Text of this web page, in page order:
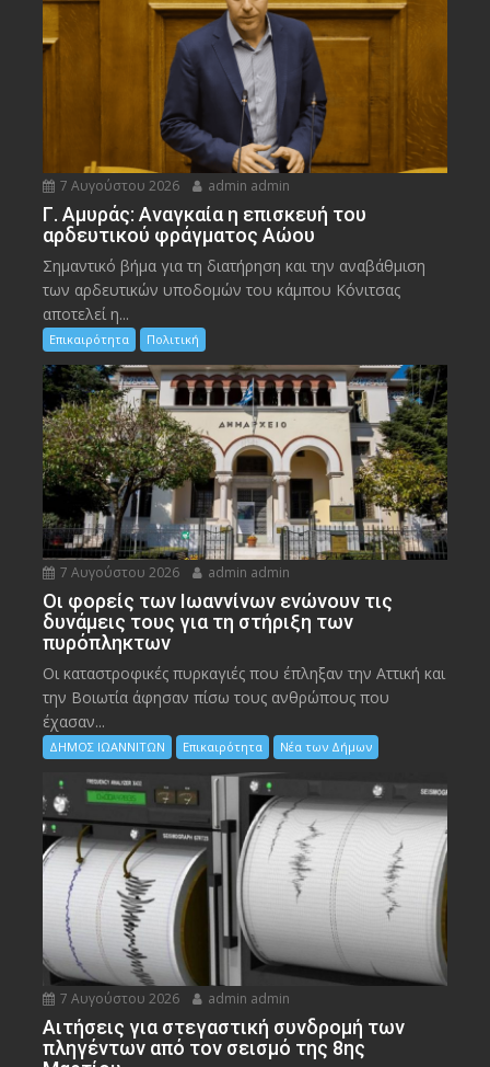
7 Αυγούστου 2026 admin admin
Γ. Αμυράς: Αναγκαία η επισκευή του
αρδευτικού φράγματος Αώου
Σημαντικό βήμα για τη διατήρηση και την αναβάθμιση
των αρδευτικών υποδομών του κάμπου Κόνιτσας
αποτελεί η...
Επικαιρότητα Πολιτική
7 Αυγούστου 2026 admin admin
Οι φορείς των Ιωαννίνων ενώνουν τις
δυνάμεις τους για τη στήριξη των
πυρόπληκτων
Οι καταστροφικές πυρκαγιές που έπληξαν την Αττική και
την Bοιωτία άφησαν πίσω τους ανθρώπους που
έχασαν...
ΔΗΜΟΣ ΙΩΑΝΝΙΤΩΝ Επικαιρότητα Νέα των Δήμων
7 Αυγούστου 2026 admin admin
Αιτήσεις για στεγαστική συνδρομή των
πληγέντων από τον σεισμό της 8ης